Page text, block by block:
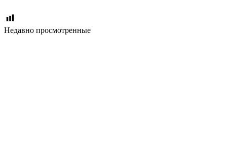
Недавно просмотренные